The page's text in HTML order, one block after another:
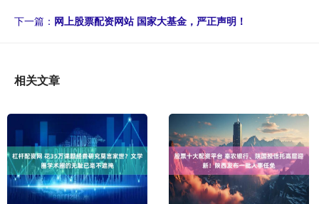
下一篇： 网上股票配资网站 国家大基金，严正声明！
相关文章